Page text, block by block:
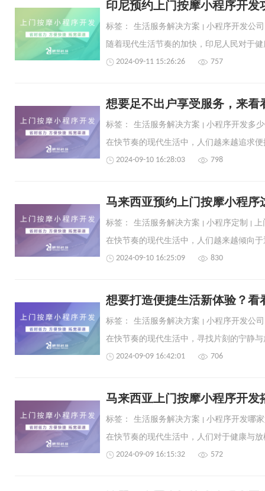
印尼预约上门按摩小程序开发
标签： 生活服务解决方案 小程序开发公司
2024-09-11 15:26:26 757
想要足不出户享受服务，来
标签： 生活服务解决方案 小程序开发多
2024-09-10 16:28:03 798
马来西亚预约上门按摩小程序
标签： 生活服务解决方案 小程序定制 上
2024-09-10 16:25:09 830
想要打造便捷生活新体验？
标签： 生活服务解决方案 小程序开发公司
2024-09-09 16:42:01 706
马来西亚上门按摩小程序开发
标签： 生活服务解决方案 小程序开发哪
2024-09-09 16:15:32 572